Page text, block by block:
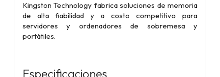
Kingston Technology fabrica soluciones de memoria
de alta fiabilidad y a costo competitivo para
servidores y ordenadores de sobremesa y
portátiles.
Especificaciones